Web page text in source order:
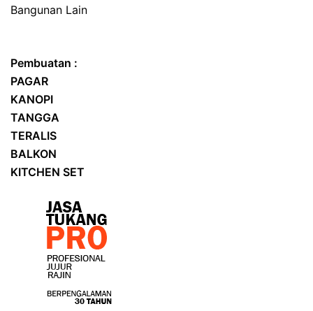
Bangunan Lain
Pembuatan :
PAGAR
KANOPI
TANGGA
TERALIS
BALKON
KITCHEN SET